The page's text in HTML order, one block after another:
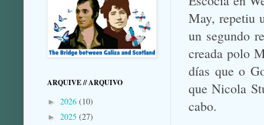
May, repetiu
un segundo
creada polo
días que o
que Nicola
cabo.
ARQUIVE // ARQUIVO
► 2026 (10)
► 2025 (27)